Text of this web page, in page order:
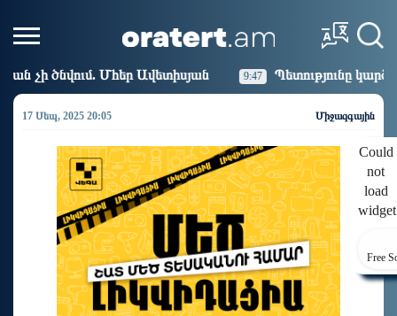
9:47 Պետությունը կարծիքներով չի
17 Սեպ, 2025 20:05 Միջազգային
Could
not
load
Free